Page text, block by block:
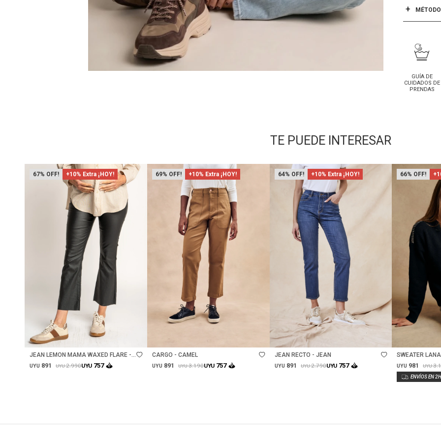
GUÍA DE
CUIDADOS DE
PRENDAS
TE PUEDE INTERESAR
67 +10% Extra ¡HOY!
Talle
JEAN LEMON MAMA WAXED FLARE -
UYU 891 UYU2.990UYU 757
69 +10% Extra ¡HOY!
CARGO - CAMEL
UYU 891 UYU3.190UYU 757
64 +10% Extra ¡HOY!
Talle
JEAN RECTO - JEAN
UYU 891 UYU2.790UYU 757
66
SWEATER
UYU 981 UYU